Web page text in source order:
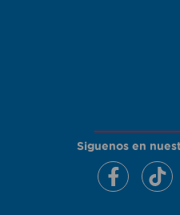
Siguenos en